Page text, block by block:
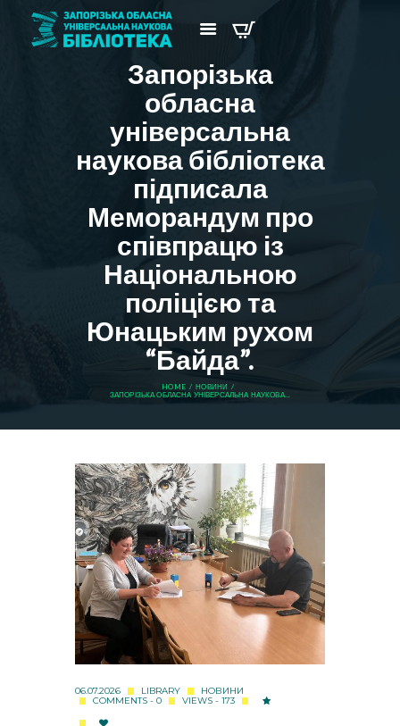
Запорізька
обласна
універсальна
наукова бібліотека
підписала
Меморандум про
співпрацю із
Національною
поліцією та
Юнацьким рухом
“Байда”.
HOME
НОВИНИ
ЗАПОРІЗЬКА ОБЛАСНА УНІВЕРСАЛЬНА НАУКОВА...
06.07.2026 LIBRARY
НОВИНИ
COMMENTS - 0
VIEWS - 173